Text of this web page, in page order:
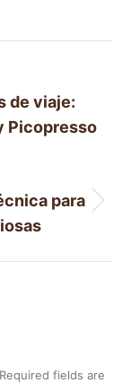
de viaje:
Picopresso
para
fields are